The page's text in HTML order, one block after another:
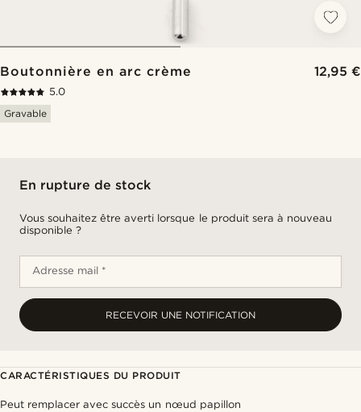
Boutonnière en arc crème 12,95 €
5.0
Gravable
En rupture de stock
Vous souhaitez être averti lorsque le produit sera à nouveau
disponible ?
Adresse mail *
RECEVOIR UNE NOTIFICATION
CARACTÉRISTIQUES DU PRODUIT
Peut remplacer avec succès un nœud papillon